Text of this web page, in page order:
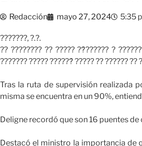
Redacción mayo 27, 2024 5:35
???????, ?.?.
?? ???????? ?? ????? ??́?????? ?
??????? ????? ??????́ ????? ?? ??????
Tras la ruta de supervisión realizada
misma se encuentra en un 90%,
Deligne recordó que son 16 puentes
Destacó el ministro la importancia de